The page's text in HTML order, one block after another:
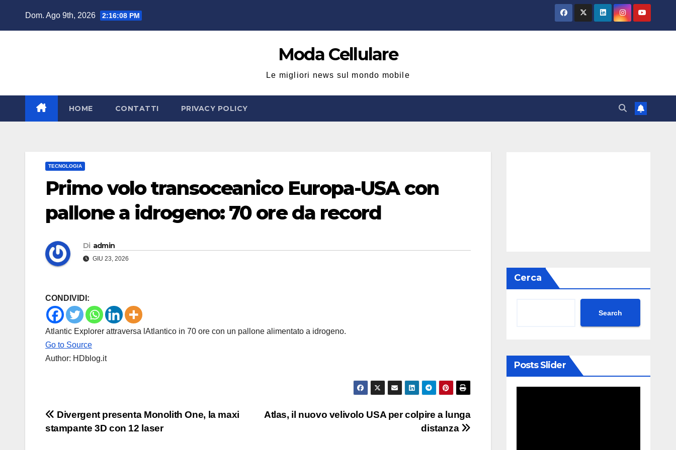
Dom. Ago 9th, 2026 2:16:09 PM
Moda Cellulare
Le migliori news sul mondo mobile
HOME CONTATTI PRIVACY POLICY
TECNOLOGIA
Primo volo transoceanico Europa-USA con
pallone a idrogeno: 70 ore da record
Di admin
GIU 23, 2026
CONDIVIDI:
Atlantic Explorer attraversa lAtlantico in 70 ore con un pallone alimentato a idrogeno.
Go to Source
Author: HDblog.it
Navigazione
articoli
Atlas, il nuovo velivolo USA per colpire a lunga
distanza
Divergent presenta Monolith One, la maxi
stampante 3D con 12 laser
Cerca
Search
Posts Slider